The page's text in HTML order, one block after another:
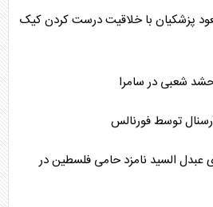
پزشکیان با خلاقیت درست کردن کیک
شعبی در سامرا
توسط فورنالس
عبدل السید نامزد حامی فلسطین در